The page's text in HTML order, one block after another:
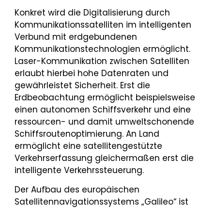
Konkret wird die Digitalisierung durch
Kommunikationssatelliten im intelligenten
Verbund mit erdgebundenen
Kommunikationstechnologien ermöglicht.
Laser-Kommunikation zwischen Satelliten
erlaubt hierbei hohe Datenraten und
gewährleistet Sicherheit. Erst die
Erdbeobachtung ermöglicht beispielsweise
einen autonomen Schiffsverkehr und eine
ressourcen- und damit umweltschonende
Schiffsroutenoptimierung. An Land
ermöglicht eine satellitengestützte
Verkehrserfassung gleichermaßen erst die
intelligente Verkehrssteuerung.
Der Aufbau des europäischen
Satellitennavigationssystems „Galileo“ ist